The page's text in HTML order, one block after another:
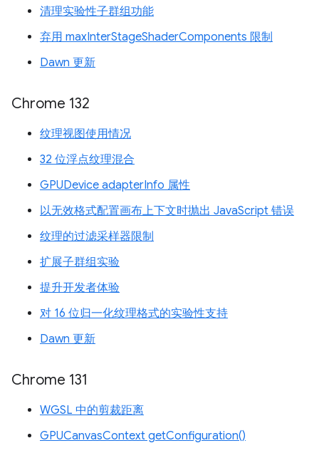
清理实验性子群组功能
弃用 maxInterStageShaderComponents 限制
Dawn 更新
Chrome 132
纹理视图使用情况
32 位浮点纹理混合
GPUDevice adapterInfo 属性
以无效格式配置画布上下文时抛出 JavaScript 错误
纹理的过滤采样器限制
扩展子群组实验
提升开发者体验
对 16 位归一化纹理格式的实验性支持
Dawn 更新
Chrome 131
WGSL 中的剪裁距离
GPUCanvasContext getConfiguration()